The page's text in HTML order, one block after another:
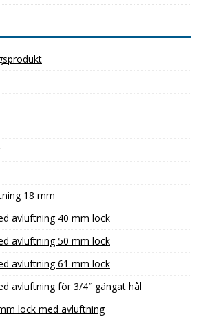
18 mm
avluftning 40 mm lock
avluftning 50 mm lock
avluftning 61 mm lock
avluftning för 3/4″ gängat hål
lock med avluftning